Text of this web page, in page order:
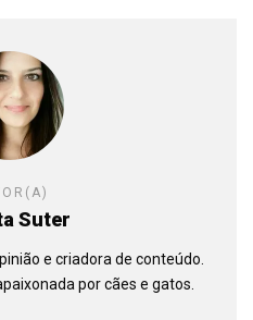
Suter
e criadora de conteúdo.
por cães e gatos.